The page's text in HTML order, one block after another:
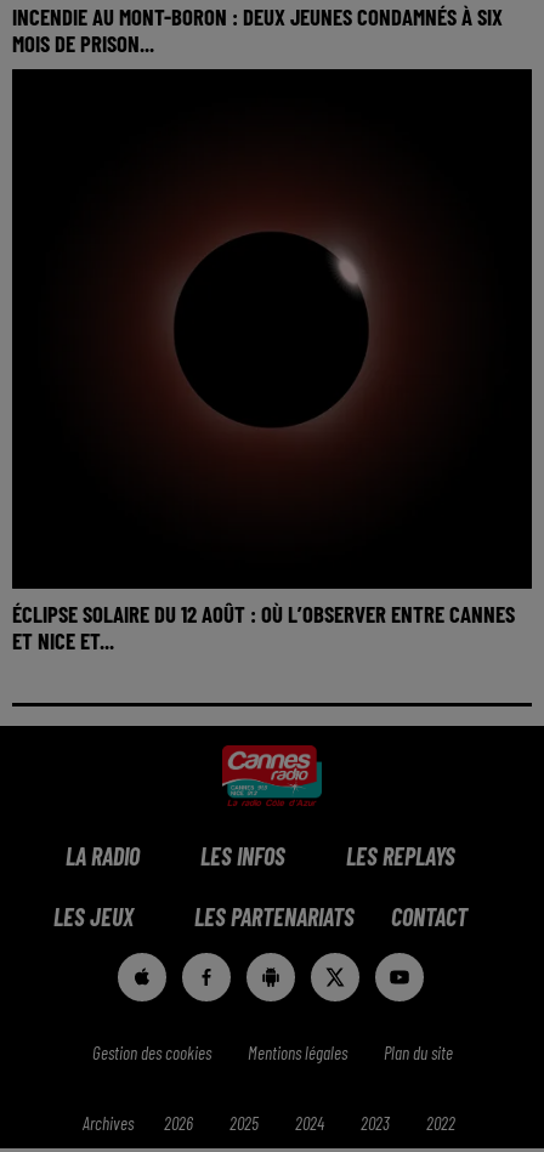
INCENDIE AU MONT-BORON : DEUX JEUNES CONDAMNÉS À SIX
MOIS DE PRISON...
ÉCLIPSE SOLAIRE DU 12 AOÛT : OÙ L’OBSERVER ENTRE CANNES
ET NICE ET...
LA RADIO LES INFOS LES REPLAYS
LES JEUX LES PARTENARIATS CONTACT
Gestion des cookies Mentions légales Plan du site
Archives 2026 2025 2024 2023 2022